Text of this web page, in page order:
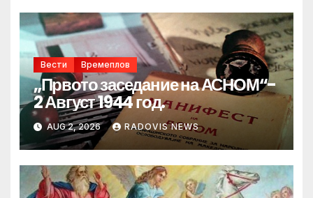
Вести Времеплов
„Првото заседание на АСНОМ“-
2 Август 1944 год.
AUG 2, 2026 RADOVIS NEWS